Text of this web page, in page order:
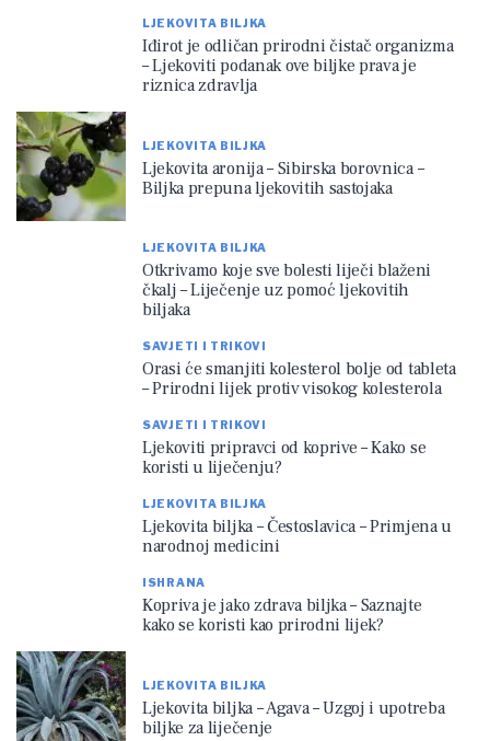
LJEKOVITA BILJKA
Iđirot je odličan prirodni čistač organizma
– Ljekoviti podanak ove biljke prava je
riznica zdravlja
LJEKOVITA BILJKA
Ljekovita aronija – Sibirska borovnica –
Biljka prepuna ljekovitih sastojaka
LJEKOVITA BILJKA
Otkrivamo koje sve bolesti liječi blaženi
čkalj – Liječenje uz pomoć ljekovitih
biljaka
SAVJETI I TRIKOVI
Orasi će smanjiti kolesterol bolje od tableta
– Prirodni lijek protiv visokog kolesterola
SAVJETI I TRIKOVI
Ljekoviti pripravci od koprive – Kako se
koristi u liječenju?
LJEKOVITA BILJKA
Ljekovita biljka – Čestoslavica – Primjena u
narodnoj medicini
ISHRANA
Kopriva je jako zdrava biljka – Saznajte
kako se koristi kao prirodni lijek?
LJEKOVITA BILJKA
Ljekovita biljka – Agava – Uzgoj i upotreba
biljke za liječenje